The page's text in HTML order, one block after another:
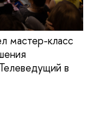
мастер-класс
в